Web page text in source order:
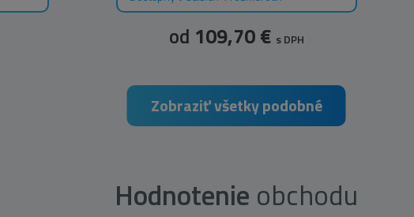
od 109,70 € s DPH
Zobraziť všetky podobné
Hodnotenie obchodu